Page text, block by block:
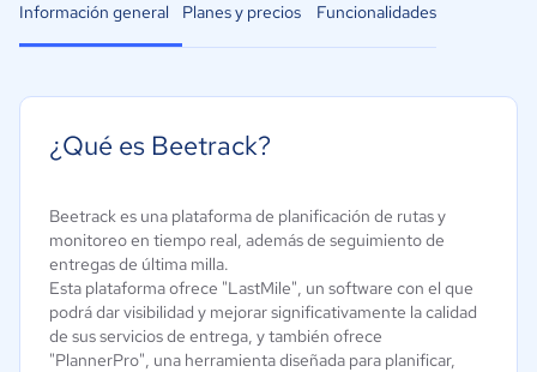
Información general Planes y precios Funcionalidades
¿Qué es Beetrack?
Beetrack es una plataforma de planificación de rutas y
monitoreo en tiempo real, además de seguimiento de
entregas de última milla.
Esta plataforma ofrece "LastMile", un software con el que
podrá dar visibilidad y mejorar significativamente la calidad
de sus servicios de entrega, y también ofrece
"PlannerPro", una herramienta diseñada para planificar,